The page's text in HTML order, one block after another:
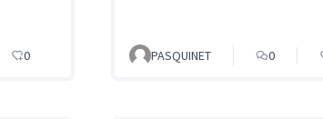
0 PASQUINET 0